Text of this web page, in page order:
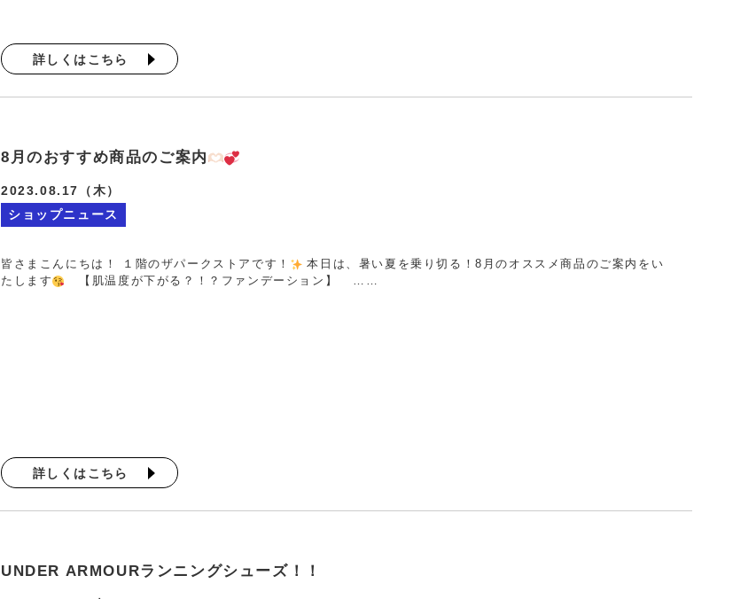
詳しくはこちら
8月のおすすめ商品のご案内‪ ️
2023.08.17（木）
ショップニュース
皆さまこんにちは！ １階のザパークストアです！
本日は、暑い夏を乗り切る！8月のオススメ商品のご案内をい
たします
【肌温度が下がる？！？ファンデーション】 ……
詳しくはこちら
UNDER ARMOURランニングシューズ！！